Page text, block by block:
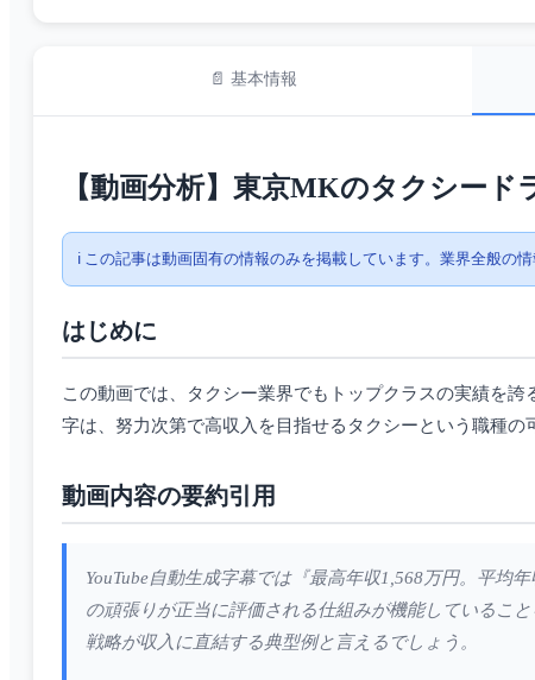
📄 基本情報
【動画分析】東京MKのタクシー
ℹ️ この記事は動画固有の情報のみを掲載しています。業界全般の
はじめに
この動画では、タクシー業界でもトップクラスの実績を
字は、努力次第で高収入を目指せるタクシーという職種
動画内容の要約引用
YouTube自動生成字幕では『最高年収1,568万円。平均
の頑張りが正当に評価される仕組みが機能しているこ
戦略が収入に直結する典型例と言えるでしょう。